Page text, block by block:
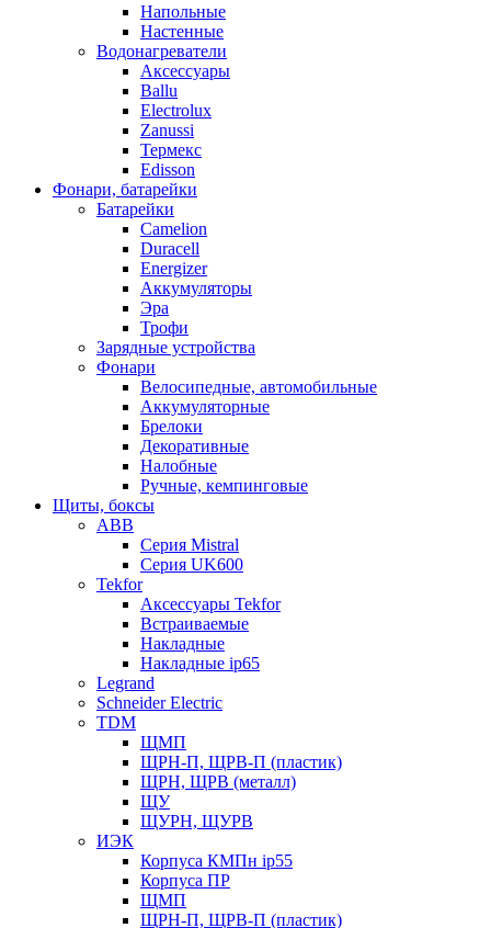
Напольные
Настенные
Водонагреватели
Аксессуары
Ballu
Electrolux
Zanussi
Термекс
Edisson
Фонари, батарейки
Батарейки
Camelion
Duracell
Energizer
Аккумуляторы
Эра
Трофи
Зарядные устройства
Фонари
Велосипедные, автомобильные
Аккумуляторные
Брелоки
Декоративные
Налобные
Ручные, кемпинговые
Щиты, боксы
ABB
Серия Mistral
Серия UK600
Tekfor
Аксессуары Tekfor
Встраиваемые
Накладные
Накладные ip65
Legrand
Schneider Electric
TDM
ЩМП
ЩРН-П, ЩРВ-П (пластик)
ЩРН, ЩРВ (металл)
ЩУ
ЩУРН, ЩУРВ
ИЭК
Корпуса КМПн ip55
Корпуса ПР
ЩМП
ЩРН-П, ЩРВ-П (пластик)